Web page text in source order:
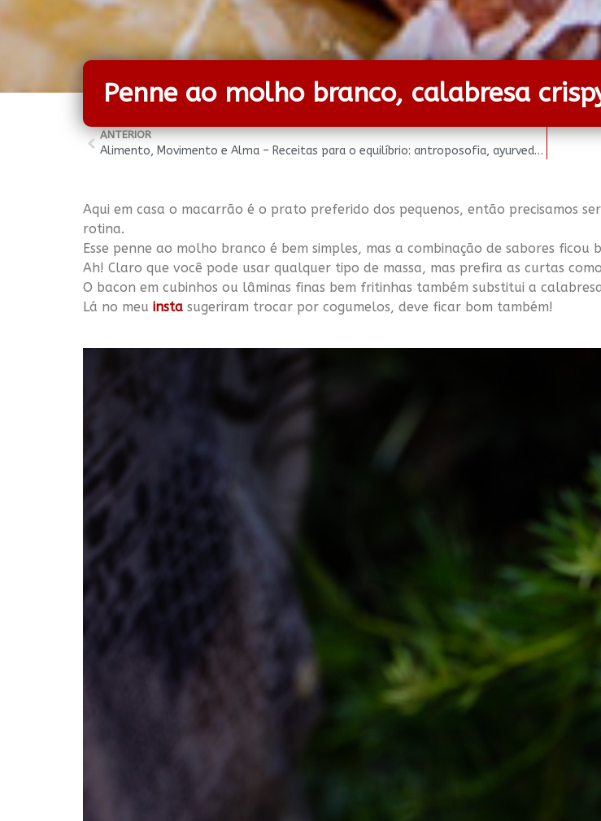
Penne ao molho branco, calabresa
ANTERIOR
Alimento, Movimento e Alma – Receitas para o equilíbrio: antroposofia, ayurveda, zen-budismo e pancs.
Aqui em casa o macarrão é o prato preferido dos pequenos, então precisamos
rotina.
Esse penne ao molho branco é bem simples, mas a combinação de sabores
Ah! Claro que você pode usar qualquer tipo de massa, mas prefira as curtas
O bacon em cubinhos ou lâminas finas bem fritinhas também substitui a
Lá no meu insta sugeriram trocar por cogumelos, deve ficar bom também!